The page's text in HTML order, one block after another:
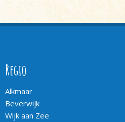
Regio
Alkmaar
Beverwijk
Wijk aan Zee